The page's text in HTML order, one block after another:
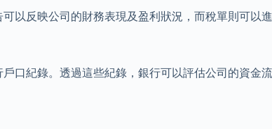
以反映公司的財務表現及盈利狀況，而稅單則可以
口紀錄。透過這些紀錄，銀行可以評估公司的資